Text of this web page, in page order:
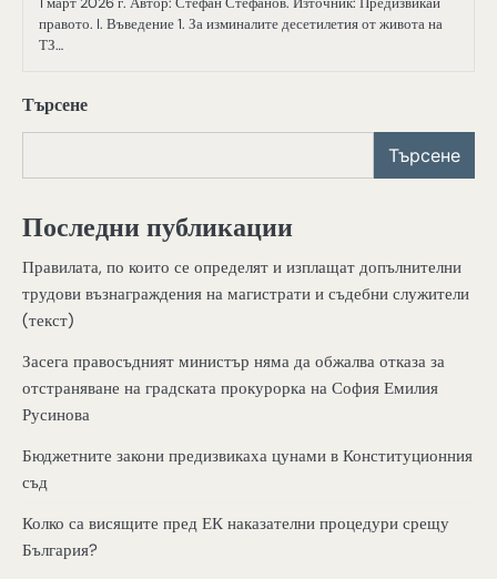
правото. I. Въведение 1. За изминалите десетилетия от живота на
ТЗ…
Търсене
Търсене
Последни публикации
Правилата, по които се определят и изплащат допълнителни
трудови възнаграждения на магистрати и съдебни служители
(текст)
Засега правосъдният министър няма да обжалва отказа за
отстраняване на градската прокурорка на София Емилия
Русинова
Бюджетните закони предизвикаха цунами в Конституционния
съд
Колко са висящите пред ЕК наказателни процедури срещу
България?